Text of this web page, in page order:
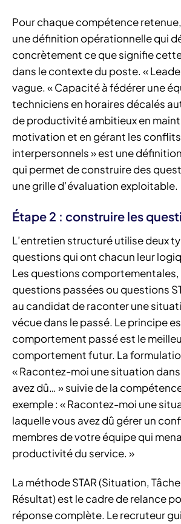
Pour chaque compétence
une définition opérationnelle qui
concrètement ce que signifie
dans le contexte du poste. «
vague. « Capacité à fédérer une
techniciens en horaires décalés
de productivité ambitieux en
motivation et en gérant les conflits
interpersonnels » est une
qui permet de construire des
une grille d’évaluation exploitable.
Étape 2 : construire les
L’entretien structuré utilise deux
questions qui ont chacun leur
Les questions comportementales,
questions passées ou questions
au candidat de raconter une
vécue dans le passé. Le principe
comportement passé est le
comportement futur. La
« Racontez-moi une situation
avez dû… » suivie de la
exemple : « Racontez-moi une
laquelle vous avez dû gérer un
membres de votre équipe qui
productivité du service. »
La méthode STAR (Situation,
Résultat) est le cadre de relance
réponse complète. Le recruteur